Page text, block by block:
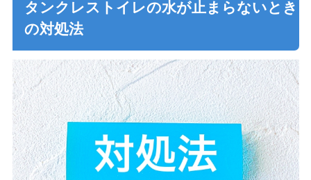
タンクレストイレの水が止まらないとき
の対処法